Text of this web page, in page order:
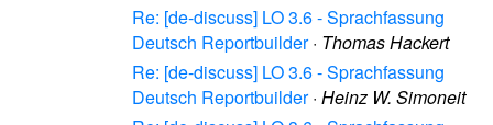
Re: [de-discuss] LO 3.6 - Sprachfassung
Deutsch Reportbuilder· Thomas Hackert
Re: [de-discuss] LO 3.6 - Sprachfassung
Deutsch Reportbuilder· Heinz W. Simoneit